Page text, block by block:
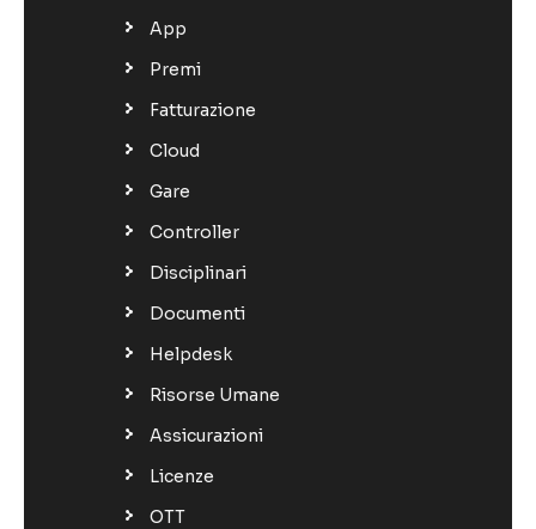
App
Premi
Fatturazione
Cloud
Gare
Controller
Disciplinari
Documenti
Helpdesk
Risorse Umane
Assicurazioni
Licenze
OTT